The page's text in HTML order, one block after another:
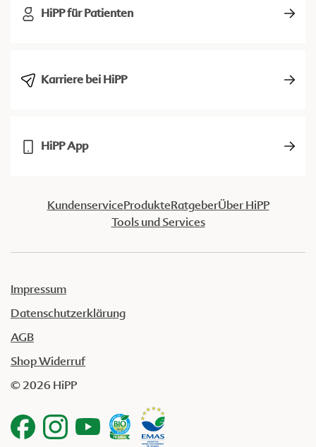
HiPP für Patienten
Karriere bei HiPP
HiPP App
KundenserviceProdukteRatgeberÜber HiPP
Tools und Services
Impressum
Datenschutzerklärung
AGB
Shop Widerruf
© 2026 HiPP